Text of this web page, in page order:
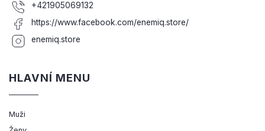
+421905069132
https://www.facebook.com/enemiq.store/
enemiq.store
HLAVNÍ MENU
Muži